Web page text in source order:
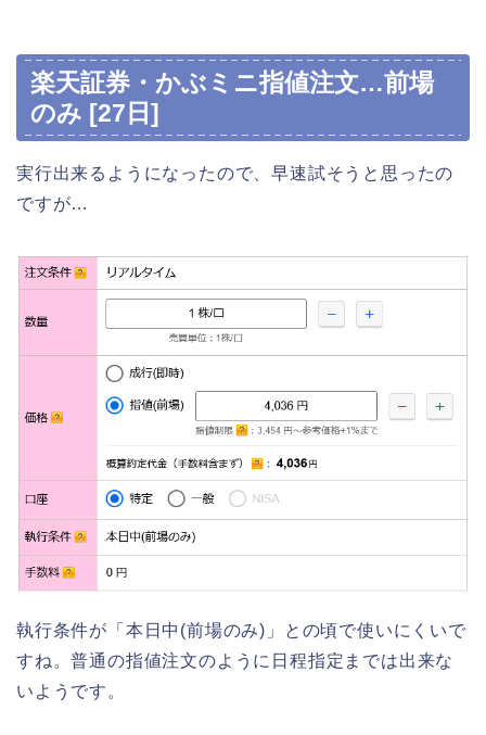
楽天証券・かぶミニ指値注文…前場
のみ [27日]
実行出来るようになったので、早速試そうと思ったの
ですが…
執行条件が「本日中(前場のみ)」との頃で使いにくいで
すね。普通の指値注文のように日程指定までは出来な
いようです。